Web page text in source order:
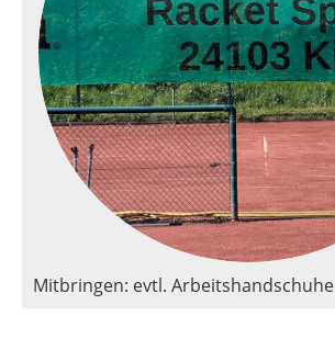
Mitbringen: evtl. Arbeitshandschuhe